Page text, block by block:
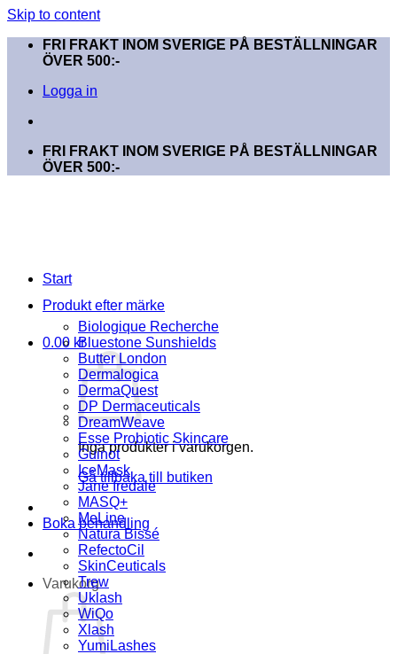
Skip to content
FRI FRAKT INOM SVERIGE PÅ BESTÄLLNINGAR
ÖVER 500:-
Logga in
FRI FRAKT INOM SVERIGE PÅ BESTÄLLNINGAR
ÖVER 500:-
0.00 kr
Inga produkter i varukorgen.
Gå tillbaka till butiken
Boka behandling
Varukorg
Start
Produkt efter märke
Biologique Recherche
Bluestone Sunshields
Butter London
Dermalogica
DermaQuest
DP Dermaceuticals
DreamWeave
Esse Probiotic Skincare
Guinot
IceMask
Jane Iredale
MASQ+
MeLine
Natura Bissé
RefectoCil
SkinCeuticals
Trew
Uklash
WiQo
Xlash
YumiLashes